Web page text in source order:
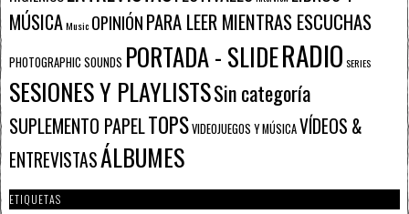
MÚSICAMusic OPINIÓNPARA LEER MIENTRAS ESCUCHAS
PHOTOGRAPHIC SOUNDS PORTADA - SLIDERADIO SERIES
SESIONES Y PLAYLISTSSin categoría
SUPLEMENTO PAPELTOPSVIDEOJUEGOS Y MÚSICAVÍDEOS &
ENTREVISTASÁLBUMES
ETIQUETAS